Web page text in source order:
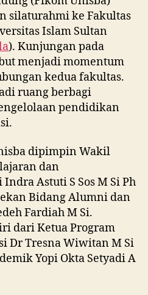
silaturahmi ke Fakultas
Islam Sultan
). Kunjungan pada
menjadi momentum
kedua fakultas.
ruang berbagi
pendidikan
dipimpin Wakil
dan
Astuti S Sos M Si Ph
Bidang Alumni dan
Fardiah M Si.
dari Ketua Program
Dr Tresna Wiwitan M Si
Yopi Okta Setyadi A